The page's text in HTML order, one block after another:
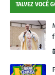
TALVEZ VOCÊ